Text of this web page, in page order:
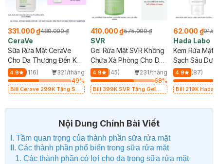
331.000 ₫480.000 ₫
CeraVe
Sữa Rửa Mặt CeraVe
Cho Da Thường Đến Khô
473ml
4.9 (116)
321/tháng
49%
Bill Cerave 299K Tặng Sữa
410.000 ₫575.000 ₫
SVR
Gel Rửa Mặt SVR Không
Chứa Xà Phòng Cho Da
Dầu 400ml
4.9 (45)
231/tháng
68%
Bill 399K SVR Tặng Gel
62.000 ₫
Hada Labo
Kem Rửa Mặt
Sạch Sâu
80g
4.9 (87)
Bill 219K Hada
Nội Dung Chính Bài Viết
I. Tầm quan trọng của thành phần sữa rửa mặt
II. Các thành phần phổ biến trong sữa rửa mặt
1. Các thành phần có lợi cho da trong sữa rửa mặt